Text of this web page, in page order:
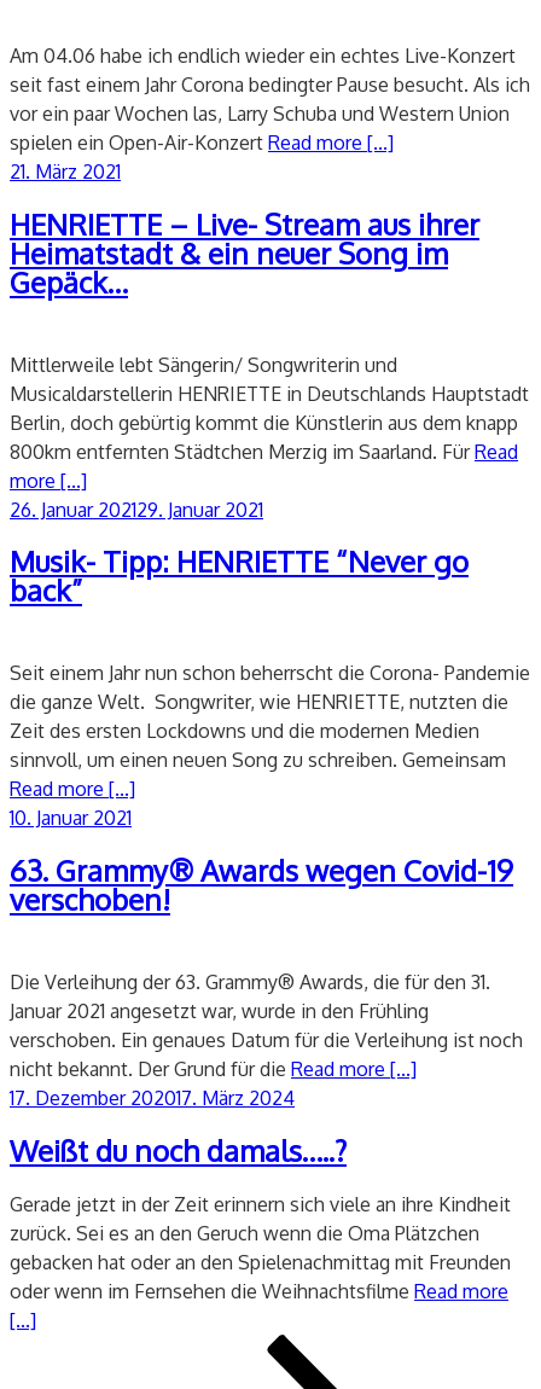
Am 04.06 habe ich endlich wieder ein echtes Live-Konzert
seit fast einem Jahr Corona bedingter Pause besucht. Als ich
vor ein paar Wochen las, Larry Schuba und Western Union
spielen ein Open-Air-Konzert Read more [...]
Veröffentlicht
21. März 2021
HENRIETTE – Live- Stream aus ihrer
Heimatstadt & ein neuer Song im
Gepäck…
Mittlerweile lebt Sängerin/ Songwriterin und
Musicaldarstellerin HENRIETTE in Deutschlands Hauptstadt
Berlin, doch gebürtig kommt die Künstlerin aus dem knapp
800km entfernten Städtchen Merzig im Saarland. FürRead
more [...]
Veröffentlicht
26. Januar 202129. Januar 2021
Musik- Tipp: HENRIETTE “Never go
back”
Seit einem Jahr nun schon beherrscht die Corona- Pandemie
die ganze Welt. Songwriter, wie HENRIETTE, nutzten die
Zeit des ersten Lockdowns und die modernen Medien
sinnvoll, um einen neuen Song zu schreiben. Gemeinsam
Read more [...]
Veröffentlicht
10. Januar 2021
63. Grammy® Awards wegen Covid-19
verschoben!
Die Verleihung der 63. Grammy® Awards, die für den 31.
Januar 2021 angesetzt war, wurde in den Frühling
verschoben. Ein genaues Datum für die Verleihung ist noch
nicht bekannt. Der Grund für die Read more [...]
Veröffentlicht
17. Dezember 202017. März 2024
Weißt du noch damals…..?
Gerade jetzt in der Zeit erinnern sich viele an ihre Kindheit
zurück. Sei es an den Geruch wenn die Oma Plätzchen
gebacken hat oder an den Spielenachmittag mit Freunden
oder wenn im Fernsehen die Weihnachtsfilme Read more
[...]
Seitennummerierung